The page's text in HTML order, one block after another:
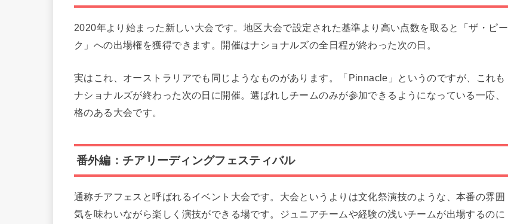
2020年より始まった新しい大会です。地区大会で設定された基準より高い点数を取ると「ザ・ピー
ク」への出場権を獲得できます。開催はナショナルズの全日程が終わった次の日。
実はこれ、オーストラリアでも同じようなものがあります。「Pinnacle」というのですが、これも
ナショナルズが終わった次の日に開催。選ばれしチームのみが参加できるようになっている一応、
格のある大会です。
番外編：チアリーディングフェスティバル
通称チアフェスと呼ばれるイベント大会です。大会というよりは文化祭演技のような、本番の雰囲
気を味わいながら楽しく演技ができる場です。ジュニアチームや経験の浅いチームが出場するのに